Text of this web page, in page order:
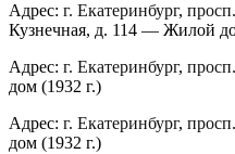
Адрес: г. Екатеринбург,
Кузнечная, д. 114 — Жилой
Адрес: г. Екатеринбург,
дом (1932 г.)
Адрес: г. Екатеринбург,
дом (1932 г.)